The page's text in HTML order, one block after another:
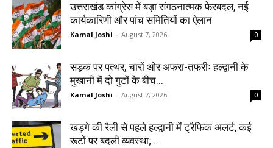
उत्तराखंड कांग्रेस में बड़ा संगठनात्मक फेरबदल, नई
कार्यकारिणी और पांच समितियों का ऐलान
Kamal Joshi - August 7, 2026 0
सड़क पर पत्थर, चारों ओर अफरा-तफरीः हल्द्वानी के
मुखानी में दो गुटों के बीच...
Kamal Joshi - August 7, 2026 0
खड़गे की रैली से पहले हल्द्वानी में ट्रैफिक अलर्ट, कई
रूटों पर बदली व्यवस्था;...